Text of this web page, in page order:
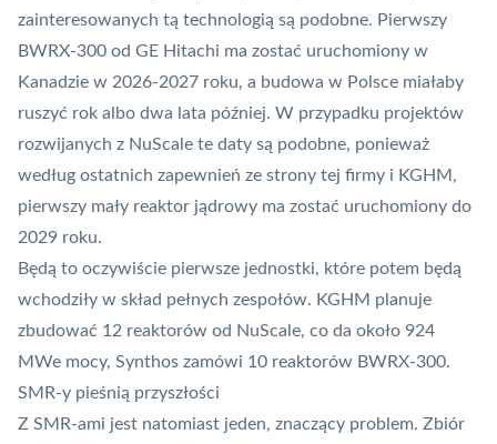
zainteresowanych tą technologią są podobne. Pierwszy
BWRX-300 od GE Hitachi ma zostać uruchomiony w
Kanadzie w 2026-2027 roku, a budowa w Polsce miałaby
ruszyć rok albo dwa lata później. W przypadku projektów
rozwijanych z NuScale te daty są podobne, ponieważ
według ostatnich zapewnień ze strony tej firmy i KGHM,
pierwszy mały reaktor jądrowy ma zostać uruchomiony do
2029 roku.
Będą to oczywiście pierwsze jednostki, które potem będą
wchodziły w skład pełnych zespołów. KGHM planuje
zbudować 12 reaktorów od NuScale, co da około 924
MWe mocy, Synthos zamówi 10 reaktorów BWRX-300.
SMR-y pieśnią przyszłości
Z SMR-ami jest natomiast jeden, znaczący problem. Zbiór